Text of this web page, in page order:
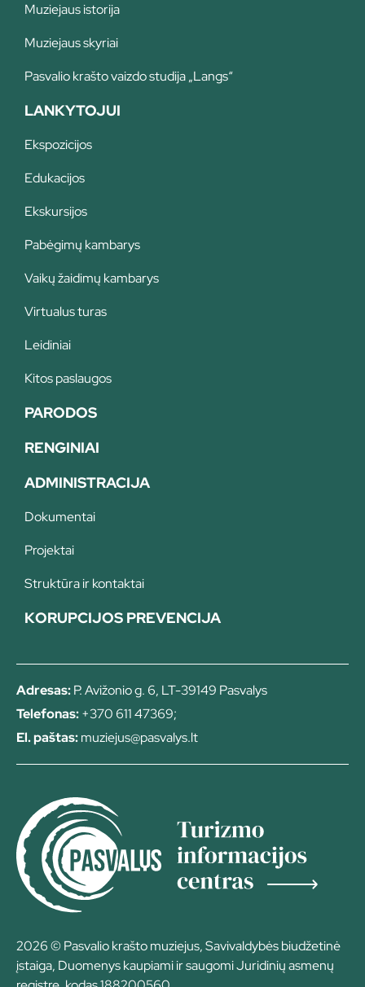
Muziejaus istorija
Muziejaus skyriai
Pasvalio krašto vaizdo studija „Langs“
LANKYTOJUI
Ekspozicijos
Edukacijos
Ekskursijos
Pabėgimų kambarys
Vaikų žaidimų kambarys
Virtualus turas
Leidiniai
Kitos paslaugos
PARODOS
RENGINIAI
ADMINISTRACIJA
Dokumentai
Projektai
Struktūra ir kontaktai
KORUPCIJOS PREVENCIJA
Adresas:P. Avižonio g. 6, LT-39149 Pasvalys
Telefonas:+370 611 47369;
El. paštas:muziejus@pasvalys.lt
2026 © Pasvalio krašto muziejus, Savivaldybės biudžetinė
įstaiga, Duomenys kaupiami ir saugomi Juridinių asmenų